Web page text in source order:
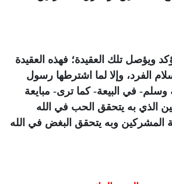
ويؤصل تلك العقيدة؛ فهذه العقيدة
الفرد، وإلا لما اشترطها رسول
وسلم- في البيعة- كما ترى- مبايعة
الذي به يتحقق الحب في الله
المشركين وبه يتحقق البغض في الله